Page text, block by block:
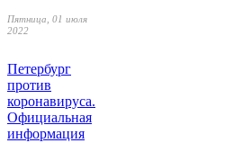
Пятница, 01 июля
2022
Петербург
против
коронавируса.
Официальная
информация